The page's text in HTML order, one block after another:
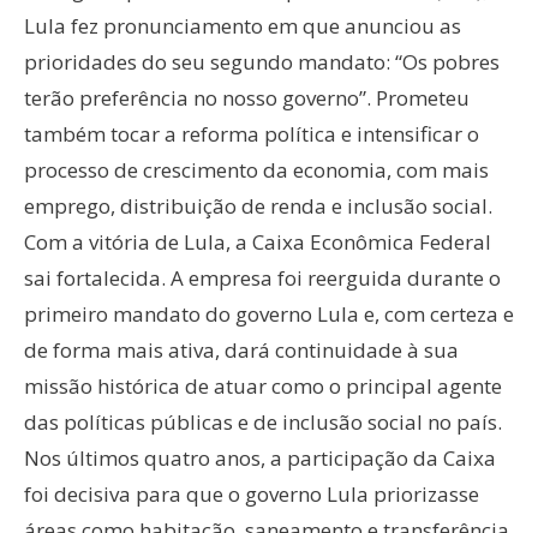
Lula fez pronunciamento em que anunciou as
prioridades do seu segundo mandato: “Os pobres
terão preferência no nosso governo”. Prometeu
também tocar a reforma política e intensificar o
processo de crescimento da economia, com mais
emprego, distribuição de renda e inclusão social.
Com a vitória de Lula, a Caixa Econômica Federal
sai fortalecida. A empresa foi reerguida durante o
primeiro mandato do governo Lula e, com certeza e
de forma mais ativa, dará continuidade à sua
missão histórica de atuar como o principal agente
das políticas públicas e de inclusão social no país.
Nos últimos quatro anos, a participação da Caixa
foi decisiva para que o governo Lula priorizasse